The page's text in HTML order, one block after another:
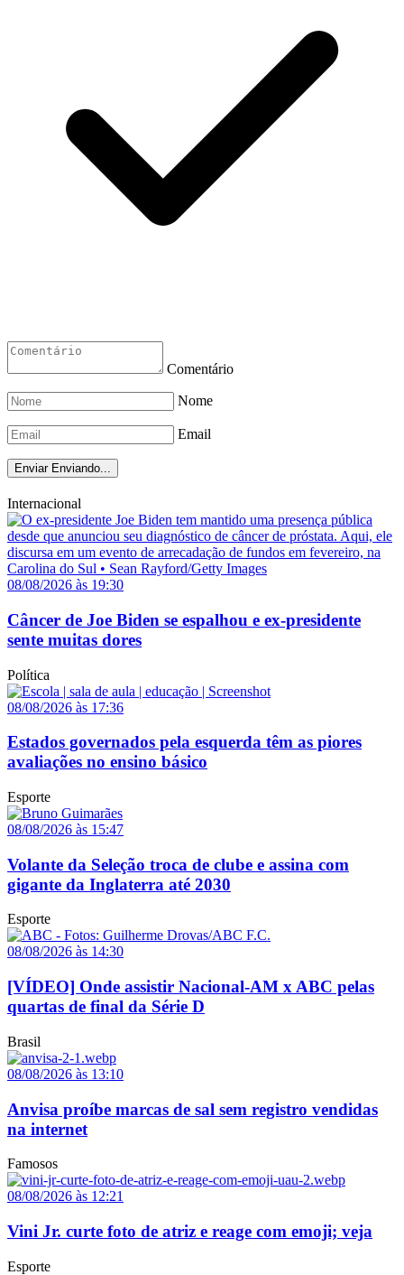
Comentário
Nome
Email
Enviar Enviando...
Internacional
08/08/2026 às 19:30
Câncer de Joe Biden se espalhou e ex-presidente
sente muitas dores
Política
08/08/2026 às 17:36
Estados governados pela esquerda têm as piores
avaliações no ensino básico
Esporte
08/08/2026 às 15:47
Volante da Seleção troca de clube e assina com
gigante da Inglaterra até 2030
Esporte
08/08/2026 às 14:30
[VÍDEO] Onde assistir Nacional-AM x ABC pelas
quartas de final da Série D
Brasil
08/08/2026 às 13:10
Anvisa proíbe marcas de sal sem registro vendidas
na internet
Famosos
08/08/2026 às 12:21
Vini Jr. curte foto de atriz e reage com emoji; veja
Esporte